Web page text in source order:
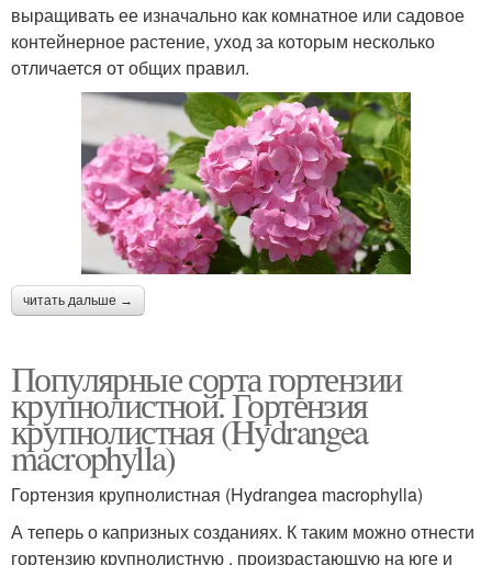
выращивать ее изначально как комнатное или садовое
контейнерное растение, уход за которым несколько
отличается от общих правил.
читать дальше →
Популярные сорта гортензии
крупнолистной. Гортензия
крупнолистная (Hydrangea
macrophylla)
Гортензия крупнолистная (Hydrangea macrophylla)
А теперь о капризных созданиях. К таким можно отнести
гортензию крупнолистную , произрастающую на юге и